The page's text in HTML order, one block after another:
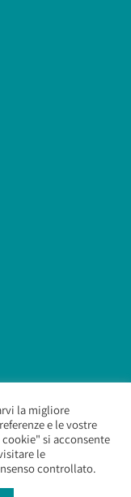
la migliore
e le vostre
si acconsente
le
controllato.